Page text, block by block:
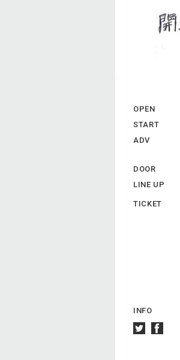
OPEN
START
ADV
DOOR
LINE UP
TICKET
INFO